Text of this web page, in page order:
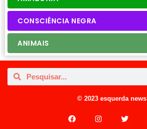
CONSCIÊNCIA NEGRA
ANIMAIS
© 2023 esquerda news